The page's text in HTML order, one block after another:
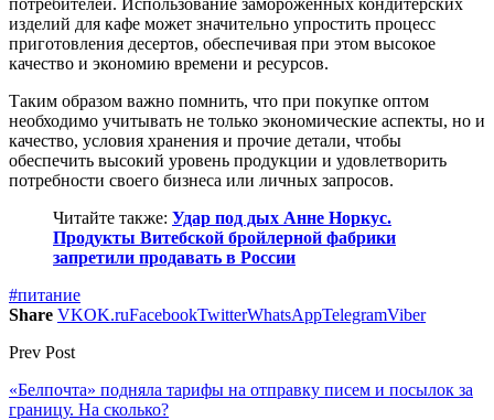
изделий для кафе может значительно упростить процесс
приготовления десертов, обеспечивая при этом высокое
качество и экономию времени и ресурсов.
Таким образом важно помнить, что при покупке оптом
необходимо учитывать не только экономические аспекты, но и
качество, условия хранения и прочие детали, чтобы
обеспечить высокий уровень продукции и удовлетворить
потребности своего бизнеса или личных запросов.
Читайте также: Удар под дых Анне Норкус.
Продукты Витебской бройлерной фабрики
запретили продавать в России
#питание
Share VKOK.ruFacebookTwitterWhatsAppTelegramViber
Prev Post
«Белпочта» подняла тарифы на отправку писем и посылок за
границу. На сколько?